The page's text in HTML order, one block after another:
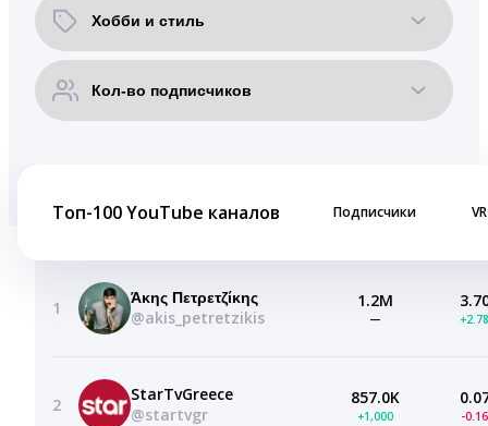
Топ-100 YouTube каналов Подписчики VR
1
Άκης Πετρετζίκης
@akis_petretzikis
1.2M
—
2
StarTvGreece
@startvgr
857.0K
+1,000 -